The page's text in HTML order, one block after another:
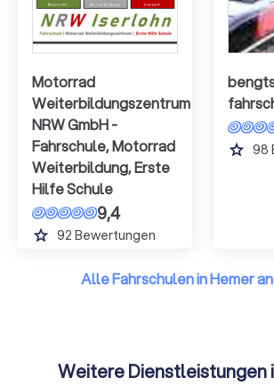
Motorrad
Weiterbildungszentrum
NRW GmbH -
Fahrschule, Motorrad
Weiterbildung, Erste
Hilfe Schule
9,4
grade 92 Bewertungen
grade 98
Alle Fahrschulen in Hemer
Weitere Dienstleistungen